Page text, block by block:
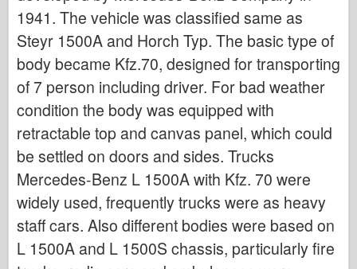
Сили Доблесті
ФріулМодель
Хасеґава
Хеллер
ХобіБос
Моделі IBG
Італьєрі
Легенда
Менг модель
1941. The vehicle was classified same as
Steyr 1500A and Horch Typ. The basic type of
body became Kfz.70, designed for transporting
of 7 person including driver. For bad weather
condition the body was equipped with
retractable top and canvas panel, which could
be settled on doors and sides. Trucks
Mercedes-Benz L 1500A with Kfz. 70 were
widely used, frequently trucks were as heavy
staff cars. Also different bodies were based on
L 1500A and L 1500S chassis, particularly fire